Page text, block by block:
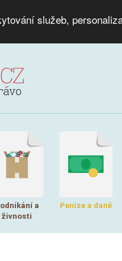
služeb,
a
živnosti
Peníze a daně